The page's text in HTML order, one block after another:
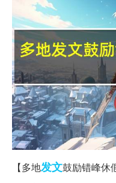
【多地发文鼓励错峰休